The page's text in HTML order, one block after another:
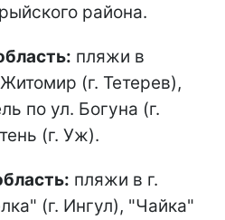
района.
пляжи в
(г. Тетерев),
по ул. Богуна (г.
(г. Уж).
пляжи в г.
(г. Ингул), "Чайка"